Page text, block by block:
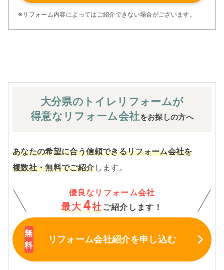
アフターサービス体制で工事後も安心です。
ぜひ、あなたの大切なお住まいの再生を私たちにお任せく
※リフォーム内容によってはご紹介できない場合がございます。
大分県のトイレ リフォームが
得意なリフォーム会社をお探しの方へ
あなたの希望に合う信頼できるリフォーム会社を
複数社・無料でご紹介します。
優良なリフォーム会社
最大 4社 ご紹介します！
リフォーム会社紹介を申し込む